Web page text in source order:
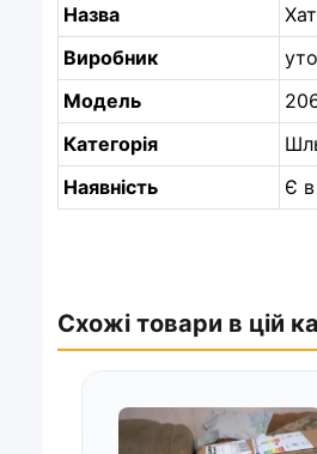
Назва
Виробник
Модель
Категорія
Наявність
Є в
Схожі товари в цій